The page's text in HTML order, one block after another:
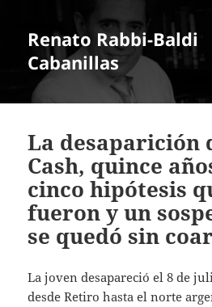
Renato Rabbi-Baldi
Cabanillas
La desaparición
Cash, quince
cinco hipótesis
fueron y un
se quedó sin
La joven desapareció el 8 de
desde Retiro hasta el norte